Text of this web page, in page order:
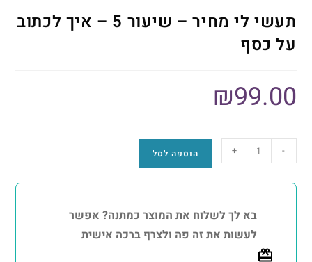
תעשי לי מחיר – שיעור 5 – איך לכתוב
על כסף
₪99.00
-
+ הוספה לסל
בא לך לשלוח את המוצר כמתנה? אפשר
לעשות את זה פה ולצרף ברכה אישית